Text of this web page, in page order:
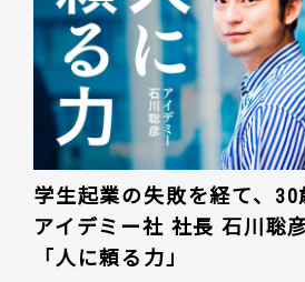
学生起業の失敗を経て、30
アイデミー社 社長 石川聡
「人に頼る力」